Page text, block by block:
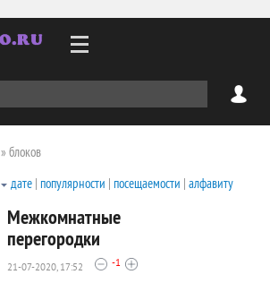
» блоков
дате | популярности | посещаемости | алфавиту
Межкомнатные
перегородки
21-07-2020, 17:52 -1